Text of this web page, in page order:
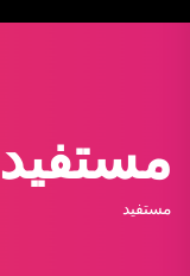
مستفيد
مستفيد